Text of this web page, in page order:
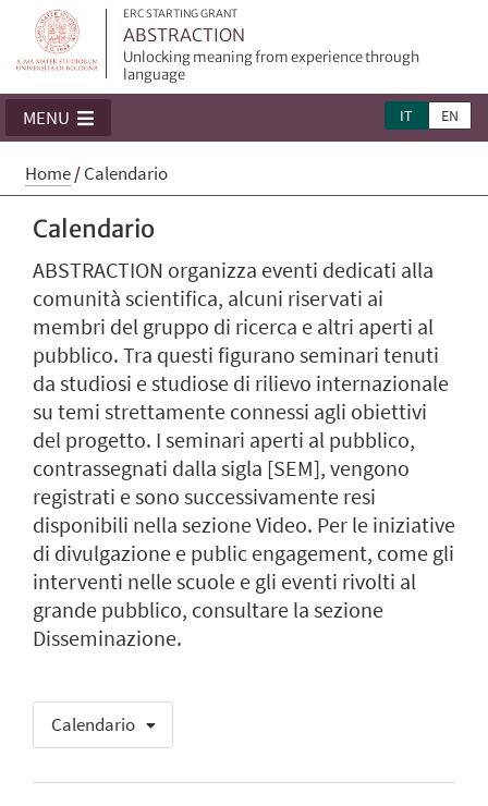
ERC STARTING GRANT
ABSTRACTION
Unlocking meaning from experience through
language
IT EN
MENU
Home/Calendario
Calendario
ABSTRACTION organizza eventi dedicati alla
comunità scientifica, alcuni riservati ai
membri del gruppo di ricerca e altri aperti al
pubblico. Tra questi figurano seminari tenuti
da studiosi e studiose di rilievo internazionale
su temi strettamente connessi agli obiettivi
del progetto. I seminari aperti al pubblico,
contrassegnati dalla sigla [SEM], vengono
registrati e sono successivamente resi
disponibili nella sezione Video. Per le iniziative
di divulgazione e public engagement, come gli
interventi nelle scuole e gli eventi rivolti al
grande pubblico, consultare la sezione
Disseminazione.
Calendario